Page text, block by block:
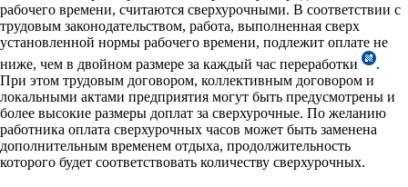
рабочего времени, считаются сверхурочными. В соответствии с
трудовым законодательством, работа, выполненная сверх
установленной нормы рабочего времени, подлежит оплате не
ниже, чем в двойном размере за каждый час переработки
.
При этом трудовым договором, коллективным договором и
локальными актами предприятия могут быть предусмотрены и
более высокие размеры доплат за сверхурочные. По желанию
работника оплата сверхурочных часов может быть заменена
дополнительным временем отдыха, продолжительность
которого будет соответствовать количеству сверхурочных.